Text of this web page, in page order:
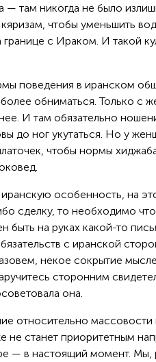
— там никогда не было
чтобы уменьшить
с Ираком. И такой
поведения в иранском
обниматься. Только с
И там обязательно
до ног укутаться. Но у
чтобы нормы
особенность, на
сделку, то необходимо
быть на руках какой-то
с иранской
некое сокрытие
сторонним
она.
относительно массовости
станет приоритетным
— в настоящий момент. Мы,